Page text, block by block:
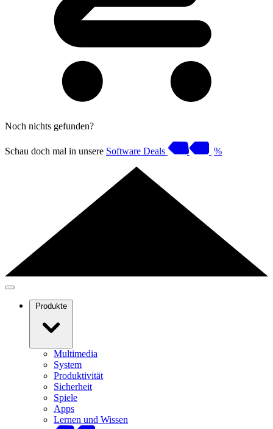
Noch nichts gefunden?
Schau doch mal in unsere Software Deals %
Produkte
Multimedia
System
Produktivität
Sicherheit
Spiele
Apps
Lernen und Wissen